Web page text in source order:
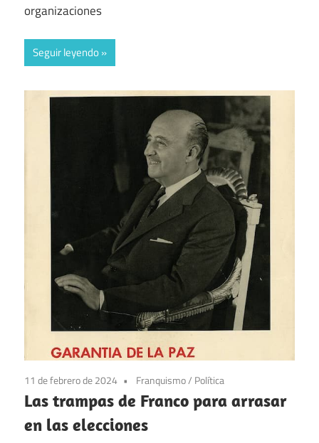
organizaciones
Seguir leyendo
11 de febrero de 2024 Franquismo/ Política
Las trampas de Franco para arrasar
en las elecciones